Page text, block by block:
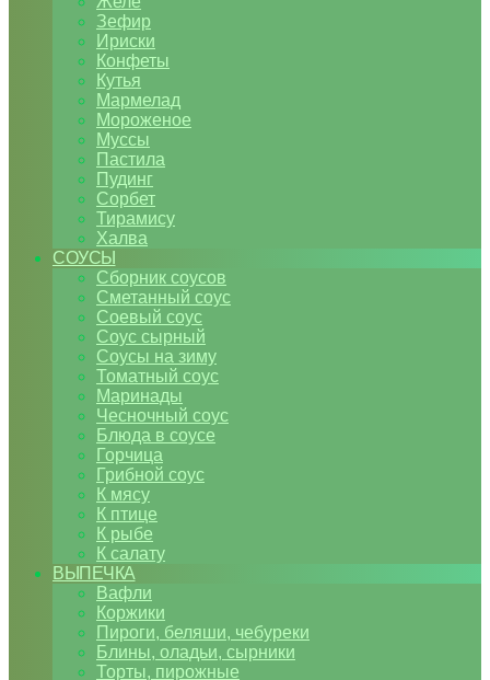
Зефир
Ириски
Конфеты
Кутья
Мармелад
Мороженое
Муссы
Пастила
Пудинг
Сорбет
Тирамису
Халва
СОУСЫ
Сборник соусов
Сметанный соус
Соевый соус
Соус сырный
Соусы на зиму
Томатный соус
Маринады
Чесночный соус
Блюда в соусе
Горчица
Грибной соус
К мясу
К птице
К рыбе
К салату
ВЫПЕЧКА
Вафли
Коржики
Пироги, беляши, чебуреки
Блины, оладьи, сырники
Торты, пирожные